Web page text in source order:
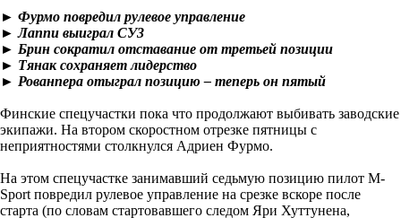
► Фурмо повредил рулевое управление
► Лаппи выиграл СУ3
► Брин сократил отставание от третьей позиции
► Тянак сохраняет лидерство
► Рованпера отыграл позицию – теперь он пятый
Финские спецучастки пока что продолжают выбивать заводские
экипажи. На втором скоростном отрезке пятницы с
неприятностями столкнулся Адриен Фурмо.
На этом спецучастке занимавший седьмую позицию пилот M-
Sport повредил рулевое управление на срезке вскоре после
старта (по словам стартовавшего следом Яри Хуттунена,